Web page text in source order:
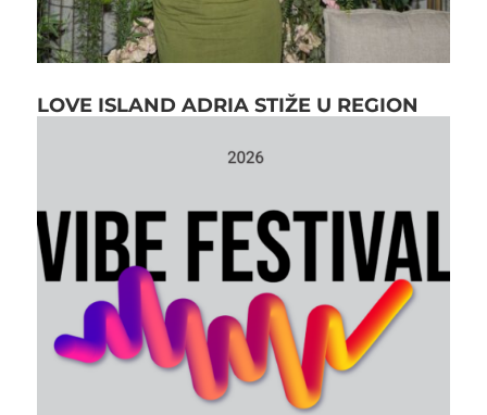
LOVE ISLAND ADRIA STIŽE U REGION